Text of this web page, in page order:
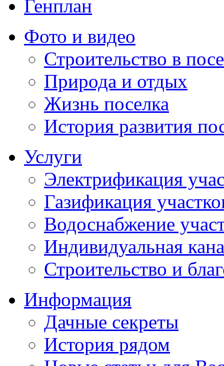
Генплан
Фото и видео
Строительство в
Природа и отдых
Жизнь поселка
История развития
Услуги
Электрификация
Газификация
Водоснабжение
Индивидуальная
Строительство и
Информация
Дачные секреты
История рядом